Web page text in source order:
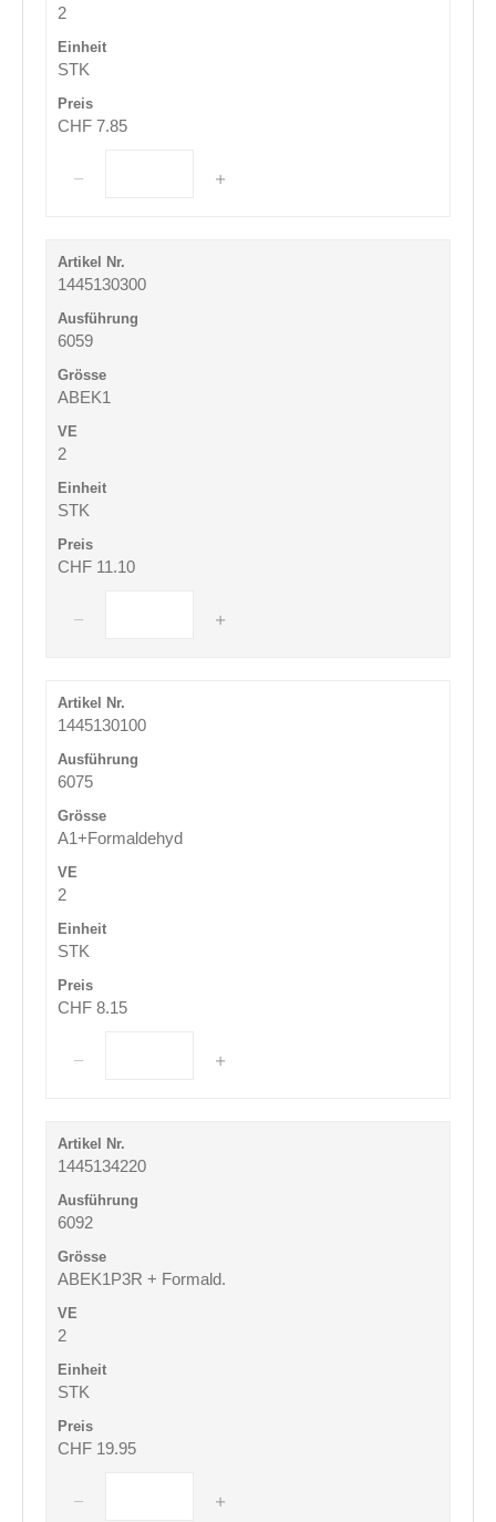
2
STK
CHF 7.85
1445130300
6059
ABEK1
2
STK
CHF 11.10
1445130100
6075
A1+Formaldehyd
2
STK
CHF 8.15
1445134220
6092
ABEK1P3R + Formald.
2
STK
CHF 19.95